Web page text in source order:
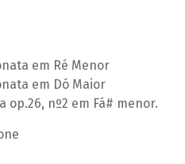
em Ré Menor
em Dó Maior
op.26, nº2 em Fá# menor.